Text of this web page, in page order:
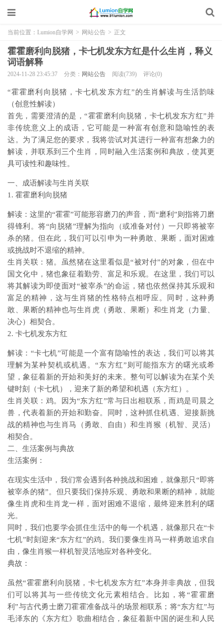
当前位置： Lumion自学网 > 网站公告 > 正文
霍霍磨利向脱猪，卡七机发东方红是什么生肖，释义
词语解释
2024-11-28 23:45:37 分类： 网站公告 阅读(739) 评论(0)
“霍霍磨利向脱猪，卡七机发东方红”的生肖解读与生活韵味
（创意性解读）
首先，需要澄清的是，“霍霍磨利向脱猪，卡七机发东方红”并
非传统意义上的成语，它可能是一种富有创意和隐喻性的表
达。为了满足您的要求，我将尝试对其进行一种富有想象力的
解读，并联系到三个生肖，同时融入生活案例和典故，使其更
具可读性和趣味性。
一、成语解读与生肖关联
1. 霍霍磨利向脱猪
解读：这里的“霍霍”可能形容磨刀的声音，而“磨利”则指将刀磨
得锋利。将“向脱猪”理解为指向（或准备对付）一只即将被宰
杀的猪。但在此，我们可以引申为一种勇敢、果断，面对困难
或挑战时不退缩的精神。
生肖关联：猪。虽然猪在这里看似是“被对付”的对象，但在中
国文化中，猪也象征着勤劳、富足和乐观。在这里，我们可以
将其解读为即使面对“被宰杀”的命运，猪也依然保持其乐观和
富足的精神，这与生肖猪的性格特点相呼应。同时，这种勇
敢、果断的精神也与生肖虎（勇敢、果断）和生肖龙（力量、
决心）相契合。
2. 卡七机发东方红
解读：“卡七机”可能是一个富有隐喻性的表达，我们可以将其
理解为某种契机或机遇。“东方红”则可能指东方的曙光或希
望，象征着新的开始和美好的未来。整句可以解读为在某个关
键时刻（卡七机），迎来了新的希望和机遇（东方红）。
生肖关联：鸡。因为“东方红”常与日出相联系，而鸡是司晨之
兽，代表着新的开始和勤奋。同时，这种抓住机遇、迎接新挑
战的精神也与生肖马（勇敢、自由）和生肖猴（机智、灵活）
相契合。
二、生活案例与典故
生活案例：
在现实生活中，我们常会遇到各种挑战和困难，就像那只“即将
被宰杀的猪”。但只要我们保持乐观、勇敢和果断的精神，就能
像生肖虎和生肖龙一样，面对困难不退缩，最终迎来胜利的曙
光。
同时，我们也要学会抓住生活中的每一个机遇，就像那只在“卡
七机”时刻迎来“东方红”的鸡。我们要像生肖马一样勇敢追求自
由，像生肖猴一样机智灵活地应对各种变化。
典故：
虽然“霍霍磨利向脱猪，卡七机发东方红”本身并非典故，但我
们可以将其与一些传统文化元素相结合。比如，将“霍霍磨
利”与古代勇士磨刀霍霍准备战斗的场景相联系；将“东方红”与
毛泽东的《东方红》歌曲相结合，象征着新中国的诞生和人民